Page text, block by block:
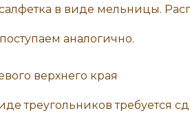
аналогично.
треугольников требуется